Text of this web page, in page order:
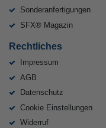
Sonderanfertigungen
SFX® Magazin
Rechtliches
Impressum
AGB
Datenschutz
Cookie Einstellungen
Widerruf